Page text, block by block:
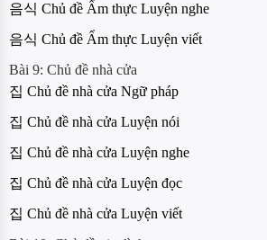
음식 Chủ đề Ẩm thực Luyện nghe
음식 Chủ đề Ẩm thực Luyện viết
Bài 9: Chủ đề nhà cửa
집 Chủ đề nhà cửa Ngữ pháp
집 Chủ đề nhà cửa Luyện nói
집 Chủ đề nhà cửa Luyện nghe
집 Chủ đề nhà cửa Luyện đọc
집 Chủ đề nhà cửa Luyện viết